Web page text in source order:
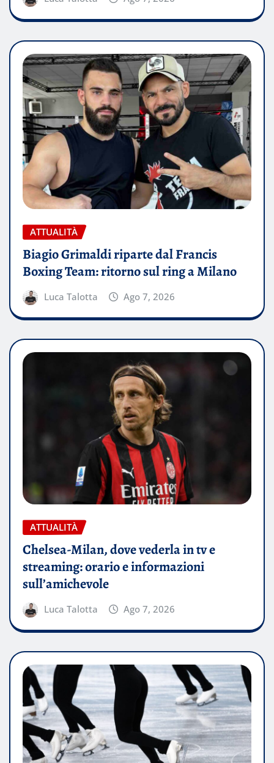
ATTUALITÀ
Biagio Grimaldi riparte dal Francis
Boxing Team: ritorno sul ring a Milano
Luca Talotta Ago 7, 2026
ATTUALITÀ
Chelsea-Milan, dove vederla in tv e
streaming: orario e informazioni
sull’amichevole
Luca Talotta Ago 7, 2026